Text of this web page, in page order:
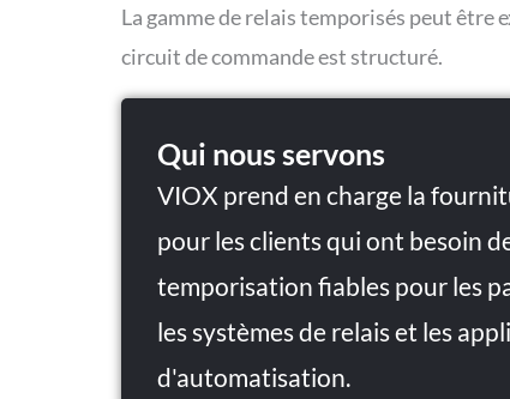
La gamme de relais temporisés peut être
circuit de commande est structuré.
Qui nous servons
VIOX prend en charge la
pour les clients qui ont besoin
temporisation fiables pour les
les systèmes de relais et les
d'automatisation.